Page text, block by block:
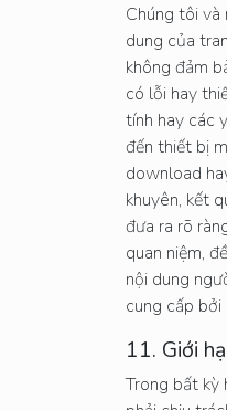
Chúng tôi và
dung của
không đảm
có lỗi hay
tính hay các
đến thiết bị
download
khuyên, kết
đưa ra rõ
quan niệm,
nội dung
cung cấp
11. Giới
Trong bất kỳ